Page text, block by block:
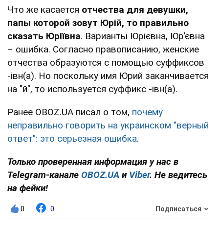
Что же касается отчества для девушки,
папы которой зовут Юрій, то правильно
сказать Юріївна. Варианты Юрієвна, Юр’євна
– ошибка. Согласно правописанию, женские
отчества образуются с помощью суффиксов
-івн(а). Но поскольку имя Юрий заканчивается
на "й", то используется суффикс -ївн(а).
Ранее OBOZ.UA писал о том, почему
неправильно говорить на украинском "верный
ответ": это серьезная ошибка.
Только проверенная информация у нас в
Telegram-канале OBOZ.UA и Viber. Не ведитесь
на фейки!
0 0 Подписаться